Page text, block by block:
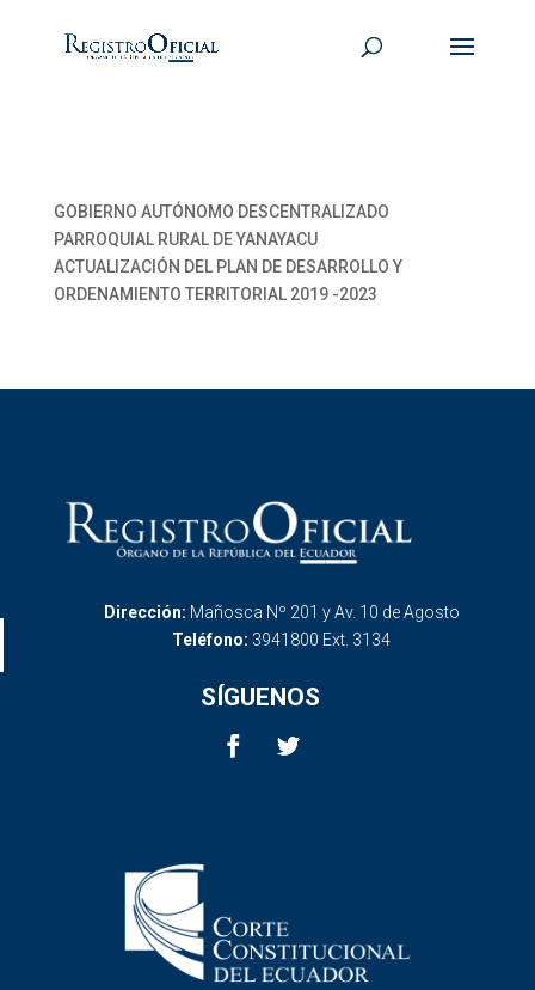
GOBIERNO AUTÓNOMO DESCENTRALIZADO
PARROQUIAL RURAL DE YANAYACU
ACTUALIZACIÓN DEL PLAN DE DESARROLLO Y
ORDENAMIENTO TERRITORIAL 2019 -2023
Dirección: Mañosca Nº 201 y Av. 10 de Agosto
Teléfono: 3941800 Ext. 3134
SÍGUENOS